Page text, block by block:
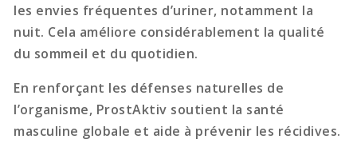
les envies fréquentes d’uriner, notamment la
nuit. Cela améliore considérablement la qualité
du sommeil et du quotidien.
En renforçant les défenses naturelles de
l’organisme, ProstAktiv soutient la santé
masculine globale et aide à prévenir les récidives.